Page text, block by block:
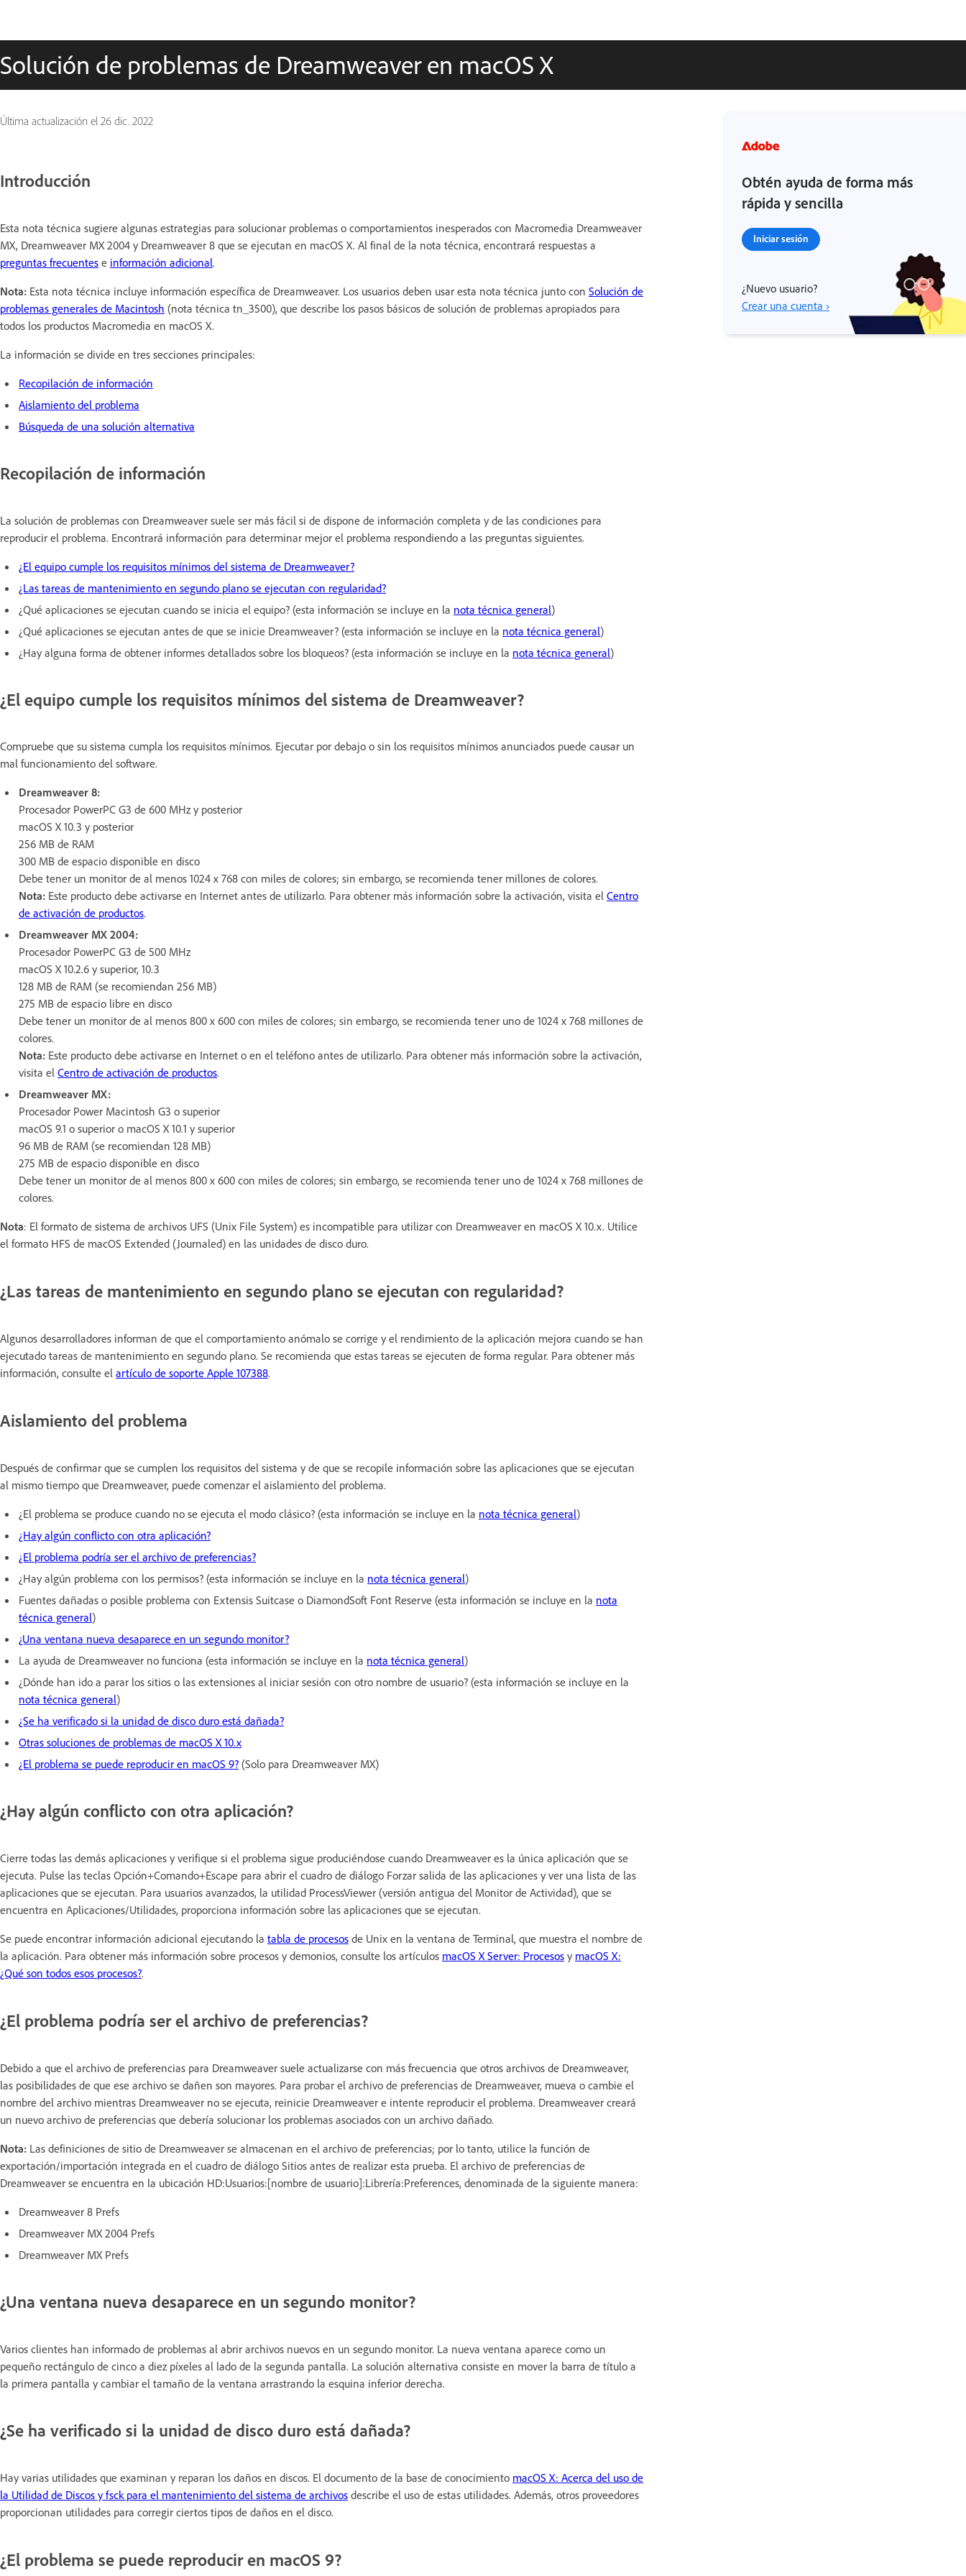
Solución de problemas de Dreamweaver en macOS X
Última actualización el 26 dic. 2022
Introducción
Esta nota técnica sugiere algunas estrategias para solucionar problemas o comportamientos inesperados con Macromedia Dreamweaver
MX, Dreamweaver MX 2004 y Dreamweaver 8 que se ejecutan en macOS X. Al final de la nota técnica, encontrará respuestas a
preguntas frecuentes e información adicional.
Nota: Esta nota técnica incluye información específica de Dreamweaver. Los usuarios deben usar esta nota técnica junto con Solución de
problemas generales de Macintosh (nota técnica tn_3500), que describe los pasos básicos de solución de problemas apropiados para
todos los productos Macromedia en macOS X.
La información se divide en tres secciones principales:
Recopilación de información
Aislamiento del problema
Búsqueda de una solución alternativa
Recopilación de información
La solución de problemas con Dreamweaver suele ser más fácil si de dispone de información completa y de las condiciones para
reproducir el problema. Encontrará información para determinar mejor el problema respondiendo a las preguntas siguientes.
¿El equipo cumple los requisitos mínimos del sistema de Dreamweaver?
¿Las tareas de mantenimiento en segundo plano se ejecutan con regularidad?
¿Qué aplicaciones se ejecutan cuando se inicia el equipo? (esta información se incluye en la nota técnica general)
¿Qué aplicaciones se ejecutan antes de que se inicie Dreamweaver? (esta información se incluye en la nota técnica general)
¿Hay alguna forma de obtener informes detallados sobre los bloqueos? (esta información se incluye en la nota técnica general)
¿El equipo cumple los requisitos mínimos del sistema de Dreamweaver?
Compruebe que su sistema cumpla los requisitos mínimos. Ejecutar por debajo o sin los requisitos mínimos anunciados puede causar un
mal funcionamiento del software.
Dreamweaver 8:
Procesador PowerPC G3 de 600 MHz y posterior
macOS X 10.3 y posterior
256 MB de RAM
300 MB de espacio disponible en disco
Debe tener un monitor de al menos 1024 x 768 con miles de colores; sin embargo, se recomienda tener millones de colores.
Nota: Este producto debe activarse en Internet antes de utilizarlo. Para obtener más información sobre la activación, visita el Centro
de activación de productos.
Dreamweaver MX 2004:
Procesador PowerPC G3 de 500 MHz
macOS X 10.2.6 y superior, 10.3
128 MB de RAM (se recomiendan 256 MB)
275 MB de espacio libre en disco
Debe tener un monitor de al menos 800 x 600 con miles de colores; sin embargo, se recomienda tener uno de 1024 x 768 millones de
colores.
Nota: Este producto debe activarse en Internet o en el teléfono antes de utilizarlo. Para obtener más información sobre la activación,
visita el Centro de activación de productos.
Dreamweaver MX:
Procesador Power Macintosh G3 o superior
macOS 9.1 o superior o macOS X 10.1 y superior
96 MB de RAM (se recomiendan 128 MB)
275 MB de espacio disponible en disco
Debe tener un monitor de al menos 800 x 600 con miles de colores; sin embargo, se recomienda tener uno de 1024 x 768 millones de
colores.
Nota: El formato de sistema de archivos UFS (Unix File System) es incompatible para utilizar con Dreamweaver en macOS X 10.x. Utilice
el formato HFS de macOS Extended (Journaled) en las unidades de disco duro.
¿Las tareas de mantenimiento en segundo plano se ejecutan con regularidad?
Algunos desarrolladores informan de que el comportamiento anómalo se corrige y el rendimiento de la aplicación mejora cuando se han
ejecutado tareas de mantenimiento en segundo plano. Se recomienda que estas tareas se ejecuten de forma regular. Para obtener más
información, consulte el artículo de soporte Apple 107388.
Aislamiento del problema
Después de confirmar que se cumplen los requisitos del sistema y de que se recopile información sobre las aplicaciones que se ejecutan
al mismo tiempo que Dreamweaver, puede comenzar el aislamiento del problema.
¿El problema se produce cuando no se ejecuta el modo clásico? (esta información se incluye en la nota técnica general)
¿Hay algún conflicto con otra aplicación?
¿El problema podría ser el archivo de preferencias?
¿Hay algún problema con los permisos? (esta información se incluye en la nota técnica general)
Fuentes dañadas o posible problema con Extensis Suitcase o DiamondSoft Font Reserve (esta información se incluye en la nota
técnica general)
¿Una ventana nueva desaparece en un segundo monitor?
La ayuda de Dreamweaver no funciona (esta información se incluye en la nota técnica general)
¿Dónde han ido a parar los sitios o las extensiones al iniciar sesión con otro nombre de usuario? (esta información se incluye en la
nota técnica general)
¿Se ha verificado si la unidad de disco duro está dañada?
Otras soluciones de problemas de macOS X 10.x
¿El problema se puede reproducir en macOS 9? (Solo para Dreamweaver MX)
¿Hay algún conflicto con otra aplicación?
Cierre todas las demás aplicaciones y verifique si el problema sigue produciéndose cuando Dreamweaver es la única aplicación que se
ejecuta. Pulse las teclas Opción+Comando+Escape para abrir el cuadro de diálogo Forzar salida de las aplicaciones y ver una lista de las
aplicaciones que se ejecutan. Para usuarios avanzados, la utilidad ProcessViewer (versión antigua del Monitor de Actividad), que se
encuentra en Aplicaciones/Utilidades, proporciona información sobre las aplicaciones que se ejecutan.
Se puede encontrar información adicional ejecutando la tabla de procesos de Unix en la ventana de Terminal, que muestra el nombre de
la aplicación. Para obtener más información sobre procesos y demonios, consulte los artículos macOS X Server: Procesos y macOS X:
¿Qué son todos esos procesos?.
¿El problema podría ser el archivo de preferencias?
Debido a que el archivo de preferencias para Dreamweaver suele actualizarse con más frecuencia que otros archivos de Dreamweaver,
las posibilidades de que ese archivo se dañen son mayores. Para probar el archivo de preferencias de Dreamweaver, mueva o cambie el
nombre del archivo mientras Dreamweaver no se ejecuta, reinicie Dreamweaver e intente reproducir el problema. Dreamweaver creará
un nuevo archivo de preferencias que debería solucionar los problemas asociados con un archivo dañado.
Nota: Las definiciones de sitio de Dreamweaver se almacenan en el archivo de preferencias; por lo tanto, utilice la función de
exportación/importación integrada en el cuadro de diálogo Sitios antes de realizar esta prueba. El archivo de preferencias de
Dreamweaver se encuentra en la ubicación HD:Usuarios:[nombre de usuario]:Librería:Preferences, denominada de la siguiente manera:
Dreamweaver 8 Prefs
Dreamweaver MX 2004 Prefs
Dreamweaver MX Prefs
¿Una ventana nueva desaparece en un segundo monitor?
Varios clientes han informado de problemas al abrir archivos nuevos en un segundo monitor. La nueva ventana aparece como un
pequeño rectángulo de cinco a diez píxeles al lado de la segunda pantalla. La solución alternativa consiste en mover la barra de título a
la primera pantalla y cambiar el tamaño de la ventana arrastrando la esquina inferior derecha.
¿Se ha verificado si la unidad de disco duro está dañada?
Hay varias utilidades que examinan y reparan los daños en discos. El documento de la base de conocimiento macOS X: Acerca del uso de
la Utilidad de Discos y fsck para el mantenimiento del sistema de archivos describe el uso de estas utilidades. Además, otros proveedores
proporcionan utilidades para corregir ciertos tipos de daños en el disco.
¿El problema se puede reproducir en macOS 9?
Obtén ayuda de forma más
rápida y sencilla
Iniciar sesión
¿Nuevo usuario?
Crear una cuenta ›